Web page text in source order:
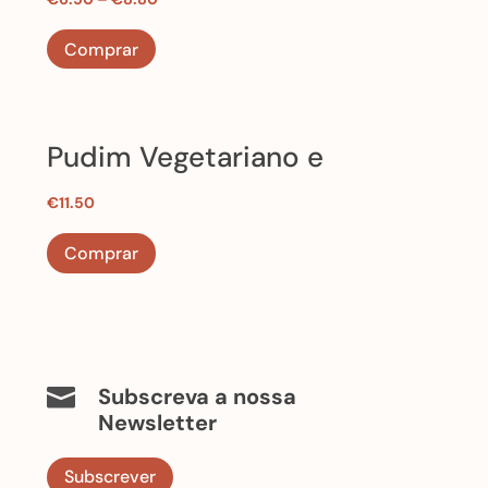
Glúten
Comprar
Pudim Vegetariano e
Artesanal
€11.50
Comprar

Subscreva a nossa
Newsletter
Subscrever